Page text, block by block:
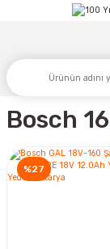
Bosch
%27